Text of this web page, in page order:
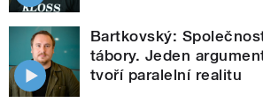
Bartkovský:
tábory. Jeden
tvoří paralelní realitu